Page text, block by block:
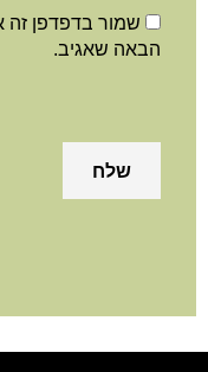
שמור בדפדפן זה
הבאה שאגיב.